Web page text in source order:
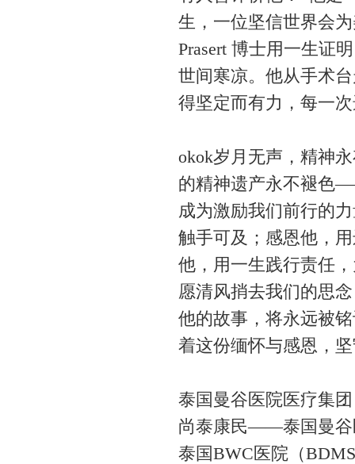
生，一位坚信世界会
Prasert 博士用一生证
世间寒凉。他从手术
得坚定而有力，每一
okok岁月无声，精神永
的精神遗产永不褪色
成为激励我们前行的
触手可及；感恩他，
他，用一生践行责任
愿清风捎去我们的思
他的故事，将永远被
着这份缅怀与感恩，
泰国曼谷医院医疗集
尚泰康民——泰国曼谷
泰国BWC医院（